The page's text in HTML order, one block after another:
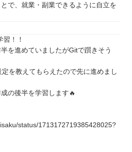
向けで学ぶことに違いはあるか
ングスクールに通える制度
クールで挫折しないために
けのおすすめプログラミングス
プログラミング教室
Axisロボットプログラミング講座
あったプログラミングスクールを
で、就業・副業できるように自立を
！！
を進めていましたがGitで躓きそう
を教えてもらえたので先に進めまし
の後半を学習します🔥
status/1713172719385428025?